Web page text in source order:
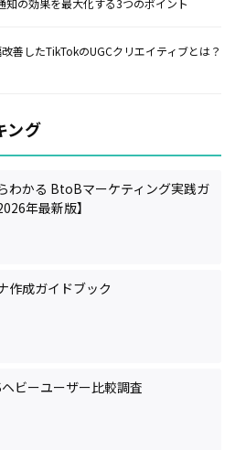
の効果を最大化する3つのポイント
善したTikTokのUGCクリエイティブとは？
ング
わかる BtoBマーケティング実践ガ
年最新版】
作成ガイドブック
ビーユーザー比較調査